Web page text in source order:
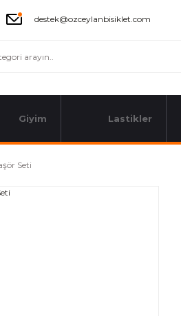
destek@ozceylanbisiklet.com
Giyim Lastikler
Seti